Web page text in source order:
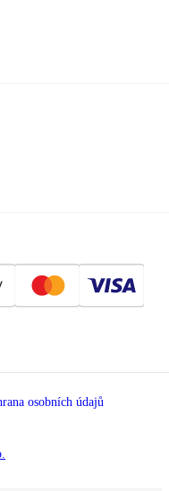
osobních údajů